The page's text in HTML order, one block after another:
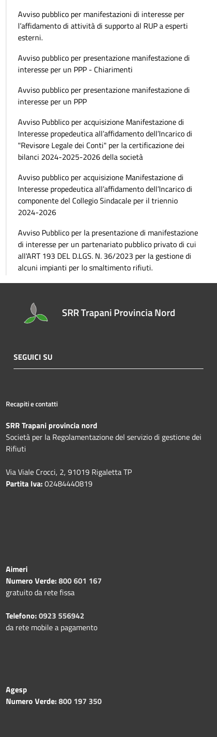
Avviso pubblico per manifestazioni di interesse per
l’affidamento di attività di supporto al RUP a esperti
esterni.
Avviso pubblico per presentazione manifestazione di
interesse per un PPP - Chiarimenti
Avviso pubblico per presentazione manifestazione di
interesse per un PPP
Avviso Pubblico per acquisizione Manifestazione di
Interesse propedeutica all’affidamento dell’Incarico di
"Revisore Legale dei Conti" per la certificazione dei
bilanci 2024-2025-2026 della società
Avviso pubblico per acquisizione Manifestazione di
Interesse propedeutica all’affidamento dell’Incarico di
componente del Collegio Sindacale per il triennio
2024-2026
Avviso Pubblico per la presentazione di manifestazione
di interesse per un partenariato pubblico privato di cui
all'ART 193 DEL D.LGS. N. 36/2023 per la gestione di
alcuni impianti per lo smaltimento rifiuti.
SRR Trapani Provincia Nord
SEGUICI SU
Recapiti e contatti
SRR Trapani provincia nord
Società per la Regolamentazione del servizio di gestione dei
Rifiuti
Via Viale Crocci, 2, 91019 Rigaletta TP
Partita Iva:02484440819
Aimeri
Numero Verde:800 601 167
gratuito da rete fissa
Telefono:0923 556942
da rete mobile a pagamento
Agesp
Numero Verde:800 197 350